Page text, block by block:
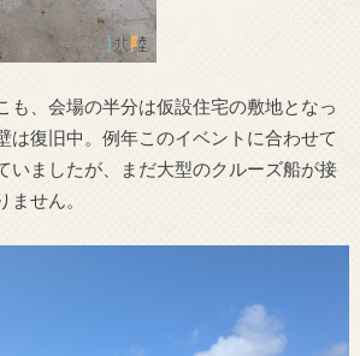
も、会場の半分は仮設住宅の敷地となっ
は復旧中。例年このイベントに合わせて
いましたが、まだ大型のクルーズ船が接
ません。